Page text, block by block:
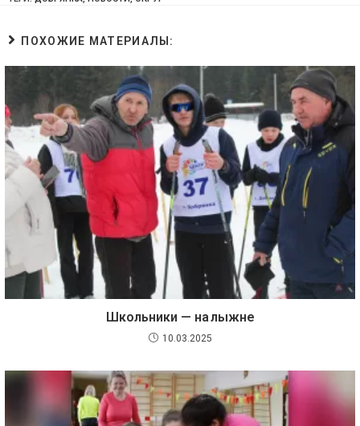
ПОХОЖИЕ МАТЕРИАЛЫ:
Школьники — на лыжне
10.03.2025